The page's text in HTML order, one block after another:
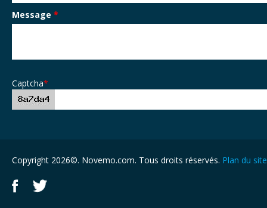
Message *
Captcha*
Copyright 2026©. Novemo.com. Tous droits réservés. Plan du site